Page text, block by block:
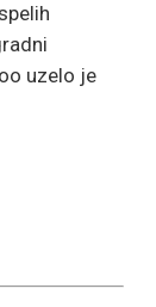
uzelo je